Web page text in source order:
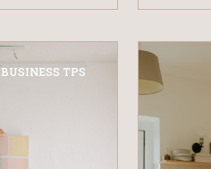
BUSINESS TPS